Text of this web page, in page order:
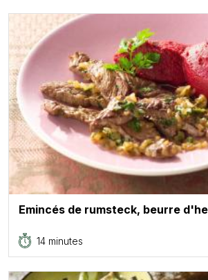
Emincés de rumsteck, beurre
14 minutes